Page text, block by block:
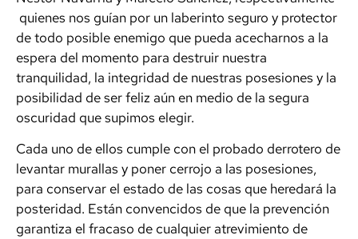
quienes nos guían por un laberinto seguro y protector
de todo posible enemigo que pueda acecharnos a la
espera del momento para destruir nuestra
tranquilidad, la integridad de nuestras posesiones y la
posibilidad de ser feliz aún en medio de la segura
oscuridad que supimos elegir.
Cada uno de ellos cumple con el probado derrotero de
levantar murallas y poner cerrojo a las posesiones,
para conservar el estado de las cosas que heredará la
posteridad. Están convencidos de que la prevención
garantiza el fracaso de cualquier atrevimiento de